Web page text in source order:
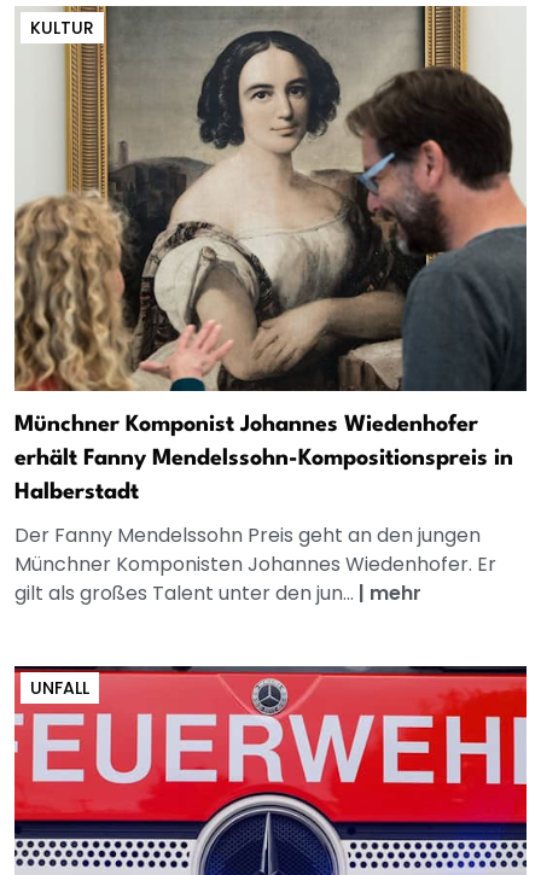
KULTUR
Münchner Komponist Johannes Wiedenhofer
erhält Fanny Mendelssohn-Kompositionspreis in
Halberstadt
Der Fanny Mendelssohn Preis geht an den jungen
Münchner Komponisten Johannes Wiedenhofer. Er
gilt als großes Talent unter den jun... | mehr
UNFALL